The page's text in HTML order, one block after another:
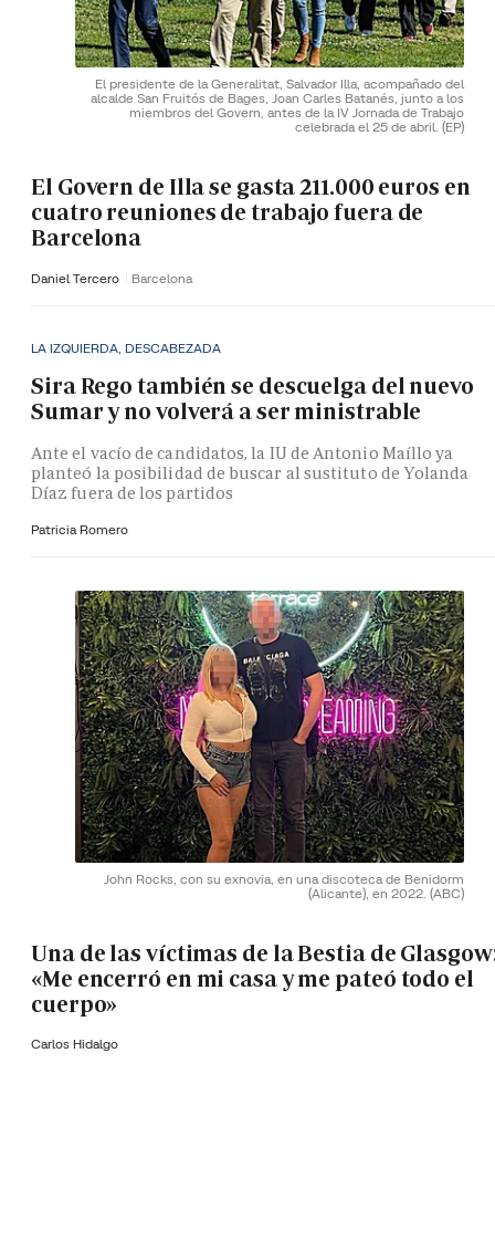
El presidente de la Generalitat, Salvador Illa, acompañado del
alcalde San Fruitós de Bages, Joan Carles Batanés, junto a los
miembros del Govern, antes de la IV Jornada de Trabajo
celebrada el 25 de abril. (EP)
El Govern de Illa se gasta 211.000 euros en
cuatro reuniones de trabajo fuera de
Barcelona
Daniel Tercero Barcelona
LA IZQUIERDA, DESCABEZADA
Sira Rego también se descuelga del nuevo
Sumar y no volverá a ser ministrable
Ante el vacío de candidatos, la IU de Antonio Maíllo ya
planteó la posibilidad de buscar al sustituto de Yolanda
Díaz fuera de los partidos
Patricia Romero
John Rocks, con su exnovia, en una discoteca de Benidorm
(Alicante), en 2022. (ABC)
Una de las víctimas de la Bestia de
«Me encerró en mi casa y me pateó todo el
cuerpo»
Carlos Hidalgo